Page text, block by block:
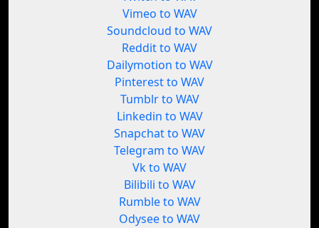
Vimeo to WAV
Soundcloud to WAV
Reddit to WAV
Dailymotion to WAV
Pinterest to WAV
Tumblr to WAV
Linkedin to WAV
Snapchat to WAV
Telegram to WAV
Vk to WAV
Bilibili to WAV
Rumble to WAV
Odysee to WAV